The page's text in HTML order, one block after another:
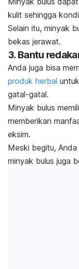
kulit sehingga
Selain itu, minyak
bekas jerawat.
3. Bantu
Anda juga bisa
produk herbal
gatal-gatal.
Minyak bulus
memberikan
eksim.
Meski begitu,
minyak bulus juga